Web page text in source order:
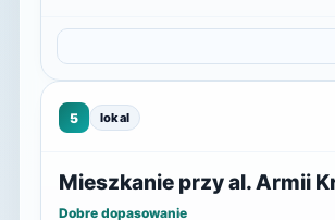
5 lokal
Mieszkanie przy al. Armii
Dobre dopasowanie